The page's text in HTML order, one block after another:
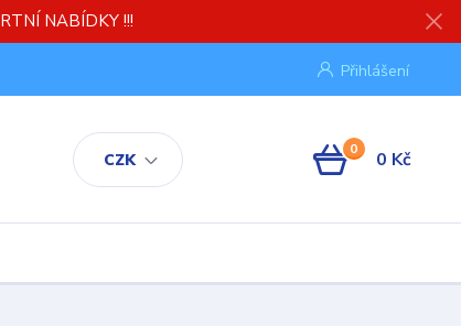
NABÍDKY !!!
CZK
Přihlášení
0 0 Kč